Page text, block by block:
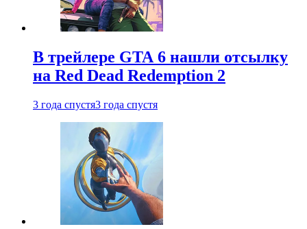
В трейлере GTA 6 нашли отсылку
на Red Dead Redemption 2
3 года спустя3 года спустя